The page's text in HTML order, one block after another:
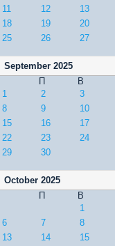
11
12 13
18
19 20
25
26 27
September 2025
П
В
1
2 3
8
9 10
15
16 17
22
23 24
29
30
October 2025
П
В
1
6
7 8
13
14 15